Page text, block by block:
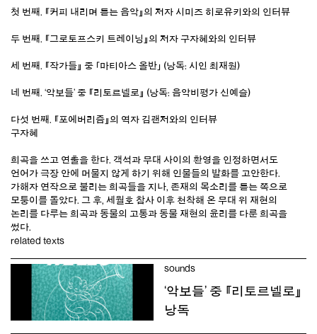
첫 번째. 『커피 내리며 듣는 음악』의 저자 시미즈 히로유키와의 인터뷰
두 번째. 『그로토프스키 트레이닝』의 저자 구자혜와의 인터뷰
세 번째. 『작가들』 중 「마티아스 올반」 (낭독: 시인 최재원)
네 번째. ‘악보들’ 중 『리토르넬로』 (낭독: 음악비평가 신예슬)
다섯 번째. 『포에버리즘』의 역자 김괜저와의 인터뷰
구자혜
희곡을 쓰고 연출을 한다. 객석과 무대 사이의 환영을 인정하면서도
언어가 극장 안에 머물지 않게 하기 위해 인물들의 발화를 고안한다.
가해자 연작으로 불리는 희곡들을 지나, 존재의 목소리를 듣는 쪽으로
모퉁이를 돌았다. 그 후, 세월호 참사 이후 천착해 온 무대 위 재현의
논리를 다루는 희곡과 동물의 고통과 동물 재현의 윤리를 다룬 희곡을
썼다.
related texts
sounds
‘악보들’ 중 『리토르넬로』
낭독